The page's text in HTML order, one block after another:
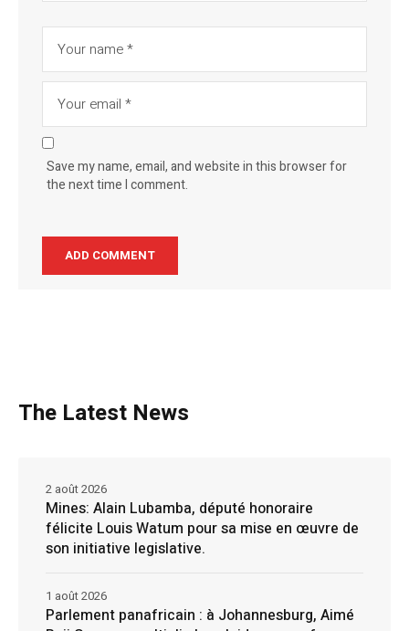
Save my name, email, and website in this browser for
the next time I comment.
The Latest News
Mines: Alain Lubamba, député honoraire
félicite Louis Watum pour sa mise en œuvre de
son initiative legislative.
2 août 2026
Parlement panafricain : à Johannesburg, Aimé
1 août 2026